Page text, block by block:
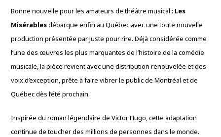
Bonne nouvelle pour les amateurs de théâtre musical : Les
Misérablesdébarque enfin au Québec avec une toute nouvelle
production présentée par Juste pour rire. Déjà considérée comme
l’une des œuvres les plus marquantes de l’histoire de la comédie
musicale, la pièce revient avec une distribution renouvelée et des
voix d’exception, prête à faire vibrer le public de Montréal et de
Québec dès l’été prochain.
Inspirée du roman légendaire de Victor Hugo, cette adaptation
continue de toucher des millions de personnes dans le monde.